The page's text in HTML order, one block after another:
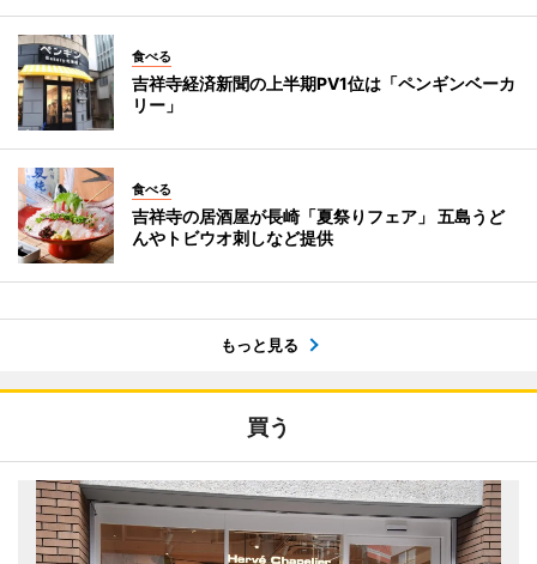
食べる
吉祥寺経済新聞の上半期PV1位は「ペンギンベーカ
リー」
食べる
吉祥寺の居酒屋が長崎「夏祭りフェア」 五島うど
んやトビウオ刺しなど提供
もっと見る
買う